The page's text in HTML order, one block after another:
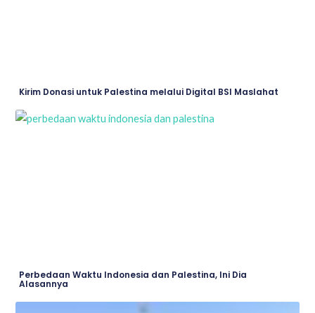
Kirim Donasi untuk Palestina melalui Digital BSI Maslahat
Perbedaan Waktu Indonesia dan Palestina, Ini Dia
Alasannya